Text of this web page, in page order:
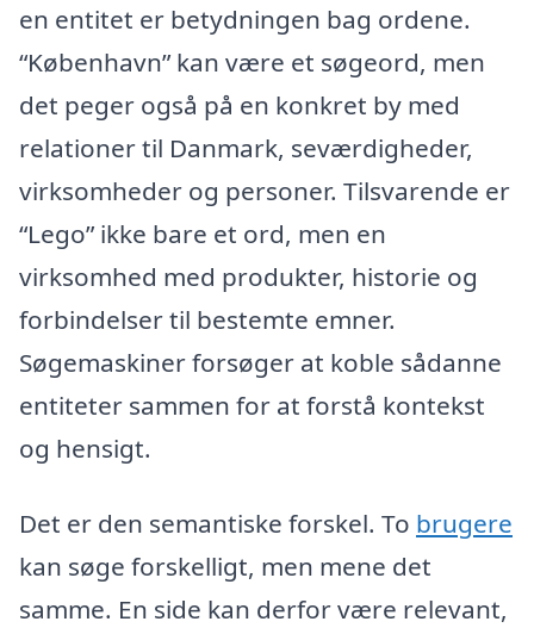
en entitet er betydningen bag ordene.
“København” kan være et søgeord, men
det peger også på en konkret by med
relationer til Danmark, seværdigheder,
virksomheder og personer. Tilsvarende er
“Lego” ikke bare et ord, men en
virksomhed med produkter, historie og
forbindelser til bestemte emner.
Søgemaskiner forsøger at koble sådanne
entiteter sammen for at forstå kontekst
og hensigt.
Det er den semantiske forskel. To brugere
kan søge forskelligt, men mene det
samme. En side kan derfor være relevant,